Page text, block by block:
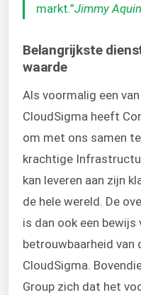
markt.”Jimmy
Belangrijkste
waarde
Als voormalig een
CloudSigma heeft
om met ons samen
krachtige
kan leveren aan zijn
de hele wereld. De
is dan ook een
betrouwbaarheid van
CloudSigma.
Group zich dat het